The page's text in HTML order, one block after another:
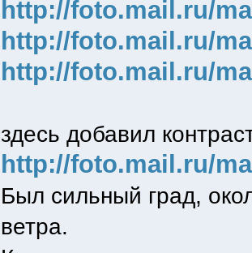
http://foto.mail.ru/
http://foto.mail.ru/
http://foto.mail.ru/
здесь добавил
http://foto.mail.ru/
Был сильный град,
ветра.